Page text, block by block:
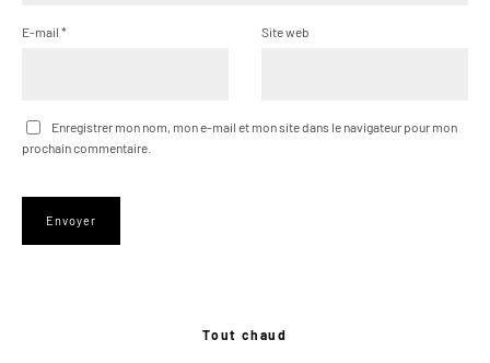
E-mail * Site web
Enregistrer mon nom, mon e-mail et mon site dans le navigateur pour mon
prochain commentaire.
Tout chaud